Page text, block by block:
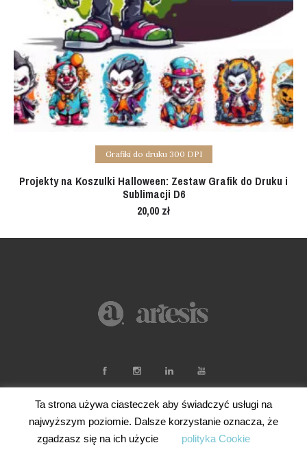
Add to cart
Grafiki do druku 300 DPI
Projekty na Koszulki Halloween: Zestaw Grafik do Druku i
Sublimacji D6
20,00 zł
Ta strona używa ciasteczek aby świadczyć usługi na
najwyższym poziomie. Dalsze korzystanie oznacza, że
zgadzasz się na ich użycie
polityka Cookie